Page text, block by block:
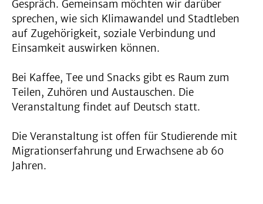
Gespräch. Gemeinsam möchten wir darüber
sprechen, wie sich Klimawandel und Stadtleben
auf Zugehörigkeit, soziale Verbindung und
Einsamkeit auswirken können.
Bei Kaffee, Tee und Snacks gibt es Raum zum
Teilen, Zuhören und Austauschen. Die
Veranstaltung findet auf Deutsch statt.
Die Veranstaltung ist offen für Studierende mit
Migrationserfahrung und Erwachsene ab 60
Jahren.